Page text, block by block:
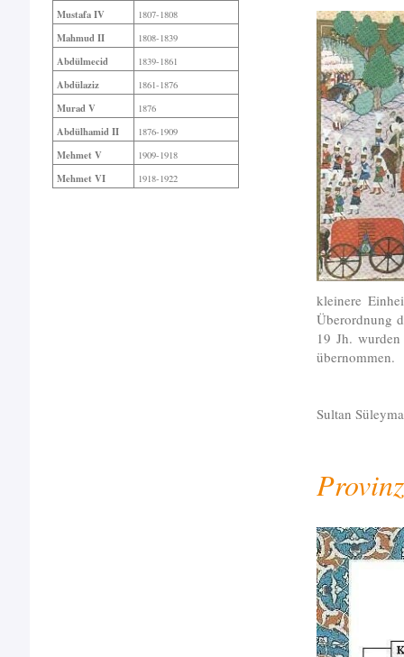
kleinere
Überordnung
19 Jh.
übernommen.
Sultan
Mustafa IV 1807-1808
Mahmud II 1808-1839
Abdülmecid 1839-1861
Abdülaziz 1861-1876
Murad V 1876
Abdülhamid II 1876-1909
Mehmet V 1909-1918
Mehmet VI 1918-1922